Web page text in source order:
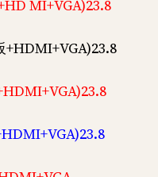
MI+VGA)23.8
+HDMI+VGA)23.8